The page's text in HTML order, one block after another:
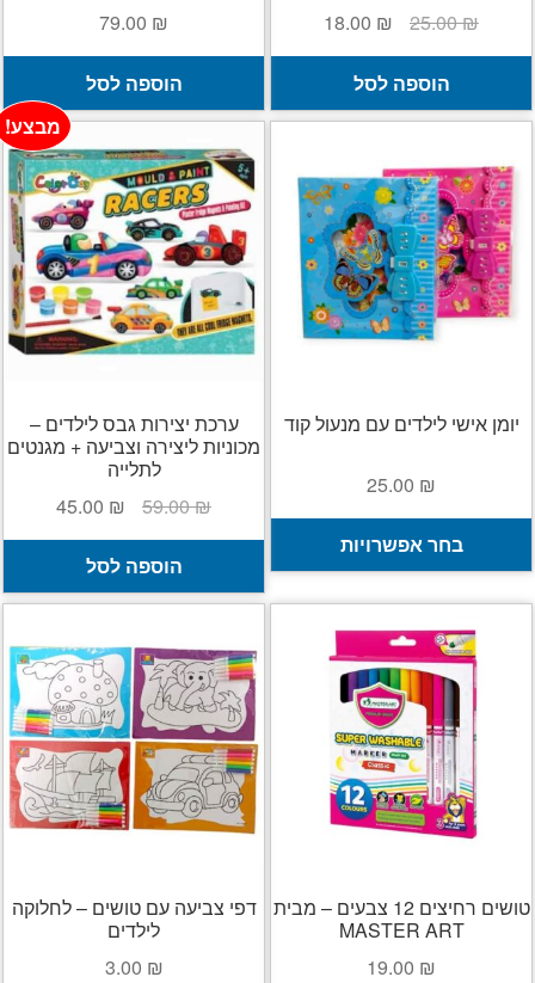
25.00₪
המחיר
המקורי
היה:
25.00 ₪.
18.00 ₪
המחיר
הנוכחי
18.00 ₪.
הוספה לסל
79.00 ₪
הוספה לסל
יומן אישי לילדים עם מנעול קוד
25.00 ₪
בחר אפשרויות
יש
סוגים.
ניתן
לבחור
את
האפשרויות
בעמוד
המוצר
ערכת יצירות גבס לילדים –
מכוניות ליצירה וצביעה + מגנטים
לתלייה
מבצע!
59.00₪
המחיר
המקורי
היה:
59.00 ₪.
45.00 ₪
המחיר
הנוכחי
45.00 ₪.
הוספה לסל
טושים רחיצים 12 צבעים – מבית
MASTER ART
19.00 ₪
דפי צביעה עם טושים – לחלוקה
לילדים
3.00 ₪